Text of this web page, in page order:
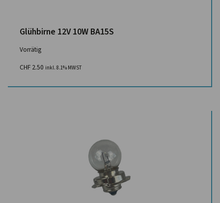
Glühbirne 12V 10W BA15S
Vorrätig
CHF 2.50 inkl. 8.1% MWST